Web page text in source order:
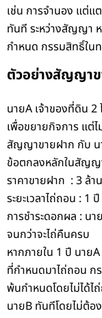
เช่น การจำนอง แต่
ทันที ระหว่างสัญญา ห
กำหนด กรรมสิทธิ์ใน
ตัวอย่างสัญญา
นายA เจ้าของที่ดิน 2
เพื่อขยายกิจการ แต่
สัญญาขายฝาก กับ น
ข้อตกลงหลักในสัญญ
ราคาขายฝาก : 3 ล้า
ระยะเวลาไถ่ถอน : 1
การชำระดอกผล : นา
จนกว่าจะไถ่คืนครบ
หากภายใน 1 ปี นาย
ที่กำหนดมาไถ่ถอน ก
พ้นกำหนดโดยไม่ได้ไ
นายB ทันทีโดยไม่ต้